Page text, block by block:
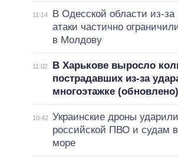
11:14
В Одесской области из-за
атаки частично
в Молдову
11:02
В Харькове выросло
пострадавших из-за
многоэтажке (обновлено)
10:42 Украинские дроны
российской ПВО и судам
море